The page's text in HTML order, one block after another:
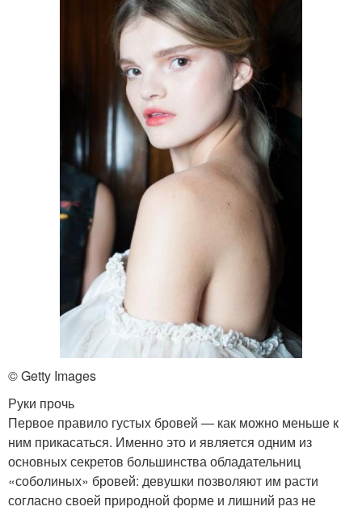
© Getty Images
Руки прочь
Первое правило густых бровей — как можно меньше к
ним прикасаться. Именно это и является одним из
основных секретов большинства обладательниц
«соболиных» бровей: девушки позволяют им расти
согласно своей природной форме и лишний раз не